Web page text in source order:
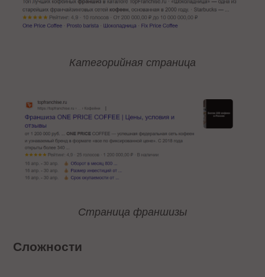
Категорийная страница
Страница франшизы
Сложности